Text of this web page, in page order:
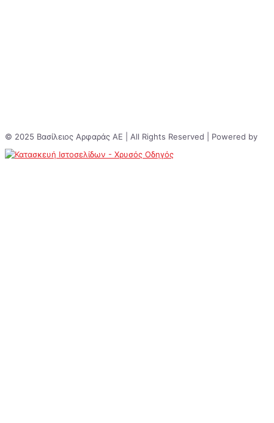
© 2025 Βασίλειος Αρφαράς ΑΕ | All Rights Reserved | Powered by